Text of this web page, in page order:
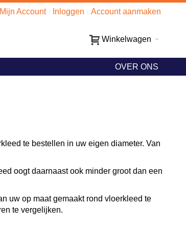
Mijn Account Inloggen Account aanmaken
Winkelwagen
OVER ONS
te bestellen in uw eigen diameter. Van
oogt daarnaast ook minder groot dan een
uw op maat gemaakt rond vloerkleed te
te vergelijken.